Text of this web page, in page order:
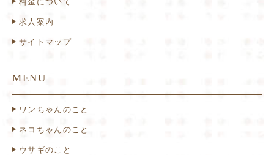
求人案内
サイトマップ
MENU
ワンちゃんのこと
ネコちゃんのこと
ウサギのこと